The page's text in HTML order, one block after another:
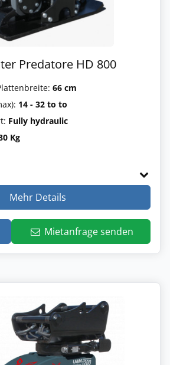
Predatore HD 800
66 cm
14 - 32 to to
Fully hydraulic
Kg
Mehr Details
Mietanfrage senden